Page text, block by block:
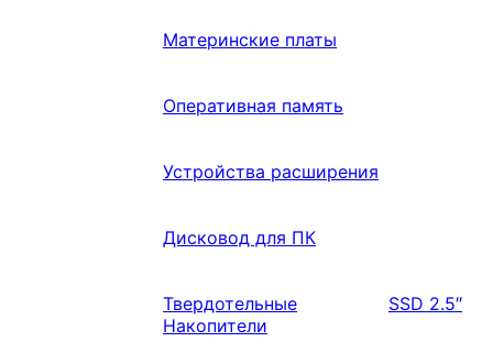
Материнские платы
Оперативная память
Устройства расширения
Дисковод для ПК
Твердотельные
Накопители
SSD 2.5″